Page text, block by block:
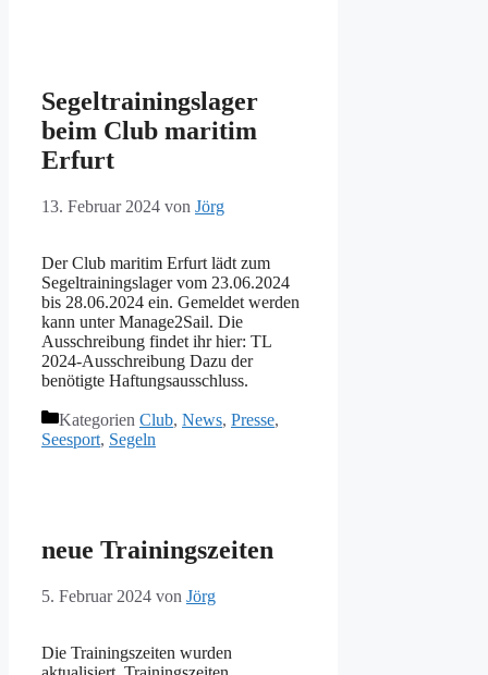
Segeltrainingslager
beim Club maritim
Erfurt
13. Februar 2024 von Jörg
Der Club maritim Erfurt lädt zum
Segeltrainingslager vom 23.06.2024
bis 28.06.2024 ein. Gemeldet werden
kann unter Manage2Sail. Die
Ausschreibung findet ihr hier: TL
2024-Ausschreibung Dazu der
benötigte Haftungsausschluss.
Kategorien Club, News, Presse,
Seesport, Segeln
neue Trainingszeiten
5. Februar 2024 von Jörg
Die Trainingszeiten wurden